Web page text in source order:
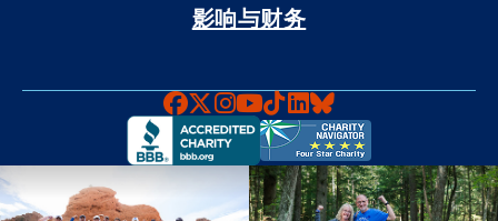
影响与财务
Faceboook
X Instagram
YouTube
TikTok
LinkedIn
Bluesky